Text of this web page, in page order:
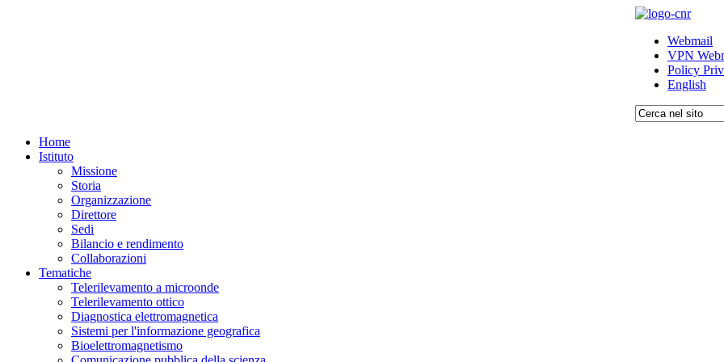
Webmail
VPN
Policy
English
Home
Istituto
Missione
Storia
Organizzazione
Direttore
Sedi
Bilancio e rendimento
Collaborazioni
Tematiche
Telerilevamento a microonde
Telerilevamento ottico
Diagnostica elettromagnetica
Sistemi per l'informazione geografica
Bioelettromagnetismo